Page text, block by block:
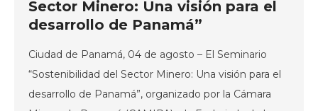
Sector Minero: Una visión para el
desarrollo de Panamá”
Ciudad de Panamá, 04 de agosto – El Seminario
“Sostenibilidad del Sector Minero: Una visión para el
desarrollo de Panamá”, organizado por la Cámara